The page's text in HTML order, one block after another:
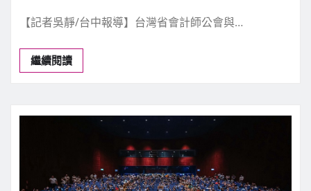
【記者吳靜/台中報導】台灣省會計師公會與…
繼續閱讀